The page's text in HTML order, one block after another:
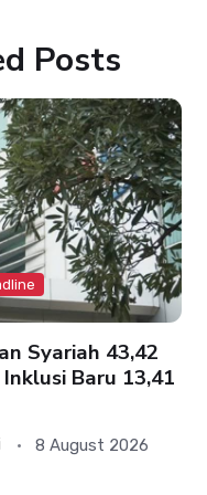
Posts
Syariah 43,42
Baru 13,41
8 August 2026